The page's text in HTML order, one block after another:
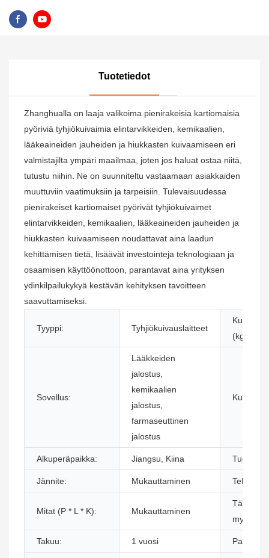
Tuotetiedot
Zhanghualla on laaja valikoima pienirakeisia kartiomaisia ​​
pyöriviä tyhjiökuivaimia elintarvikkeiden, kemikaalien,
lääkeaineiden jauheiden ja hiukkasten kuivaamiseen eri
valmistajilta ympäri maailmaa, joten jos haluat ostaa niitä,
tutustu niihin. Ne on suunniteltu vastaamaan asiakkaiden
muuttuviin vaatimuksiin ja tarpeisiin. Tulevaisuudessa
pienirakeiset kartiomaiset pyörivät tyhjiökuivaimet
elintarvikkeiden, kemikaalien, lääkeaineiden jauheiden ja
hiukkasten kuivaamiseen noudattavat aina laadun
kehittämisen tietä, lisäävät investointeja teknologiaan ja
osaamisen käyttöönottoon, parantavat aina yrityksen
ydinkilpailukykyä kestävän kehityksen tavoitteen
saavuttamiseksi.
Tyyppi: Tyhjiökuivauslaitteet
(kg):
Sovellus:
Lääkkeiden
jalostus,
kemikaalien
jalostus,
farmaseuttinen
jalostus
Kunto:
Alkuperäpaikka: Jiangsu, Kiina
Jännite: Mukauttaminen Teho:
Mitat (P * L * K): Mukauttaminen
Takuu: 1 vuosi Paino